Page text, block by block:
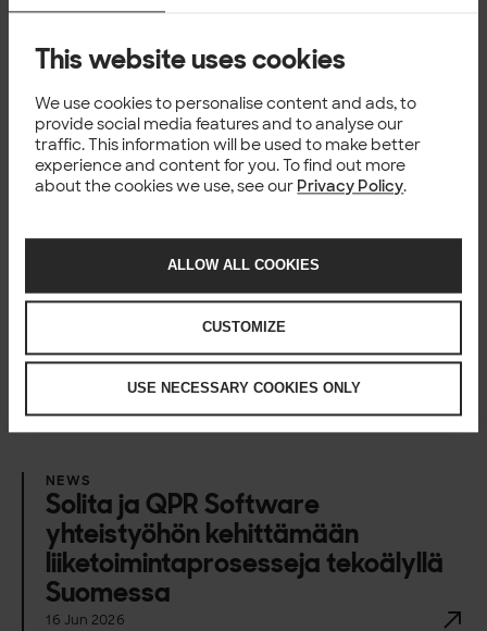
This website uses cookies
We use cookies to personalise content and ads, to
provide social media features and to analyse our
traffic. This information will be used to make better
experience and content for you. To find out more
about the cookies we use, see our Privacy Policy.
ALLOW ALL COOKIES
CUSTOMIZE
USE NECESSARY COOKIES ONLY
Solitan Norjan toiminnot siirtyvät
paikalliseen omistukseen johdon
yritysoston myötä
1 Jul 2026
NEWS
hankkeessa, jossa kehitettiin
potilaiden yksityisyyttä suojaavan
ratkaisun tekoälyn käyttöön
sydän- ja verisuonisairauksien
hoidossa
NEWS
Solita ja QPR Software
yhteistyöhön kehittämään
liiketoimintaprosesseja tekoälyllä
Suomessa
16 Jun 2026